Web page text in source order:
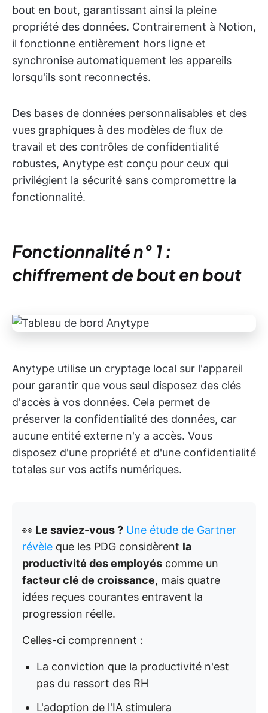
bout en bout, garantissant ainsi la pleine
propriété des données. Contrairement à Notion,
il fonctionne entièrement hors ligne et
synchronise automatiquement les appareils
lorsqu'ils sont reconnectés.
Des bases de données personnalisables et des
vues graphiques à des modèles de flux de
travail et des contrôles de confidentialité
robustes, Anytype est conçu pour ceux qui
privilégient la sécurité sans compromettre la
fonctionnalité.
Fonctionnalité n° 1 :
chiffrement de bout en bout
Anytype utilise un cryptage local sur l'appareil
pour garantir que vous seul disposez des clés
d'accès à vos données. Cela permet de
préserver la confidentialité des données, car
aucune entité externe n'y a accès. Vous
disposez d'une propriété et d'une confidentialité
totales sur vos actifs numériques.
👀 Le saviez-vous ? Une étude de Gartner
révèle que les PDG considèrent la
productivité des employés comme un
facteur clé de croissance, mais quatre
idées reçues courantes entravent la
progression réelle.
Celles-ci comprennent :
La conviction que la productivité n'est
pas du ressort des RH
L'adoption de l'IA stimulera